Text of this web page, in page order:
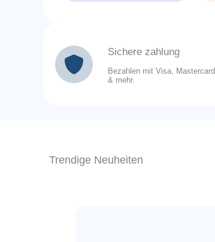
Sichere zahlung
Bezahlen mit Visa, Mastercard
& mehr.
Trendige Neuheiten